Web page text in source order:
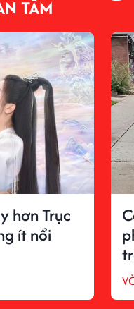
TÂM
hơn Trục
ít nổi